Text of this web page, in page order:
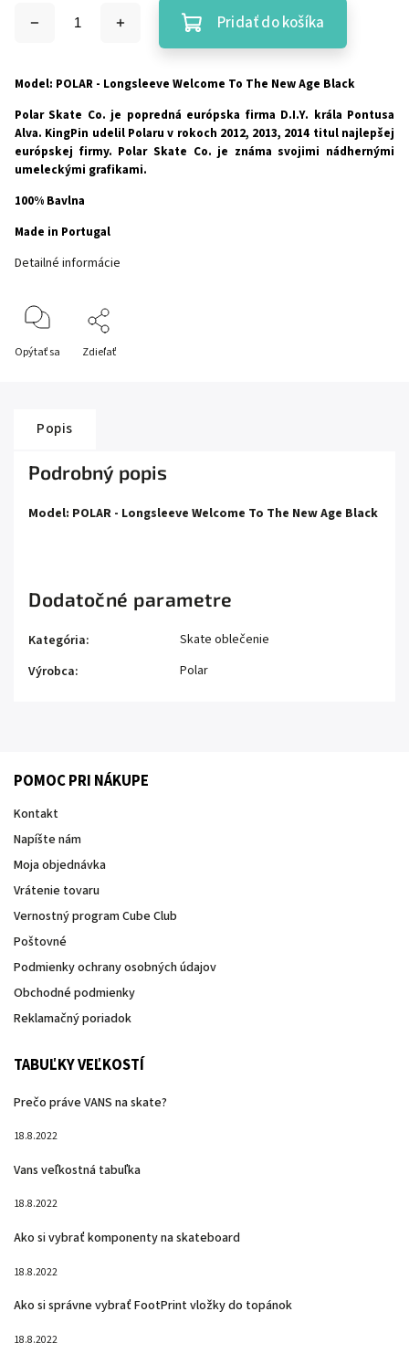
Pridať do košíka
Model: POLAR - Longsleeve Welcome To The New Age Black
Polar Skate Co. je popredná európska firma D.I.Y. krála Pontusa
Alva. KingPin udelil Polaru v rokoch 2012, 2013, 2014 titul najlepšej
európskej firmy. Polar Skate Co. je známa svojimi nádhernými
umeleckými grafikami.
100% Bavlna
Made in Portugal
Detailné informácie
Opýtať sa Zdieľať
Popis
Podrobný popis
Model: POLAR - Longsleeve Welcome To The New Age Black
Dodatočné parametre
Kategória:
Skate oblečenie
Výrobca: Polar
POMOC PRI NÁKUPE
Kontakt
Napíšte nám
Moja objednávka
Vrátenie tovaru
Vernostný program Cube Club
Poštovné
Podmienky ochrany osobných údajov
Obchodné podmienky
Reklamačný poriadok
TABUĽKY VEĽKOSTÍ
Prečo práve VANS na skate?
18.8.2022
Vans veľkostná tabuľka
18.8.2022
Ako si vybrať komponenty na skateboard
18.8.2022
Ako si správne vybrať FootPrint vložky do topánok
18.8.2022